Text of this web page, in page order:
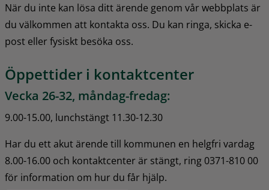
När du inte kan lösa ditt ärende genom vår webbplats är
du välkommen att kontakta oss. Du kan ringa, skicka e-
post eller fysiskt besöka oss.
Öppettider i kontaktcenter
Vecka 26-32, måndag-fredag:
9.00-15.00, lunchstängt 11.30-12.30
Har du ett akut ärende till kommunen en helgfri vardag
8.00-16.00 och kontaktcenter är stängt, ring 0371-810 00
för information om hur du får hjälp.